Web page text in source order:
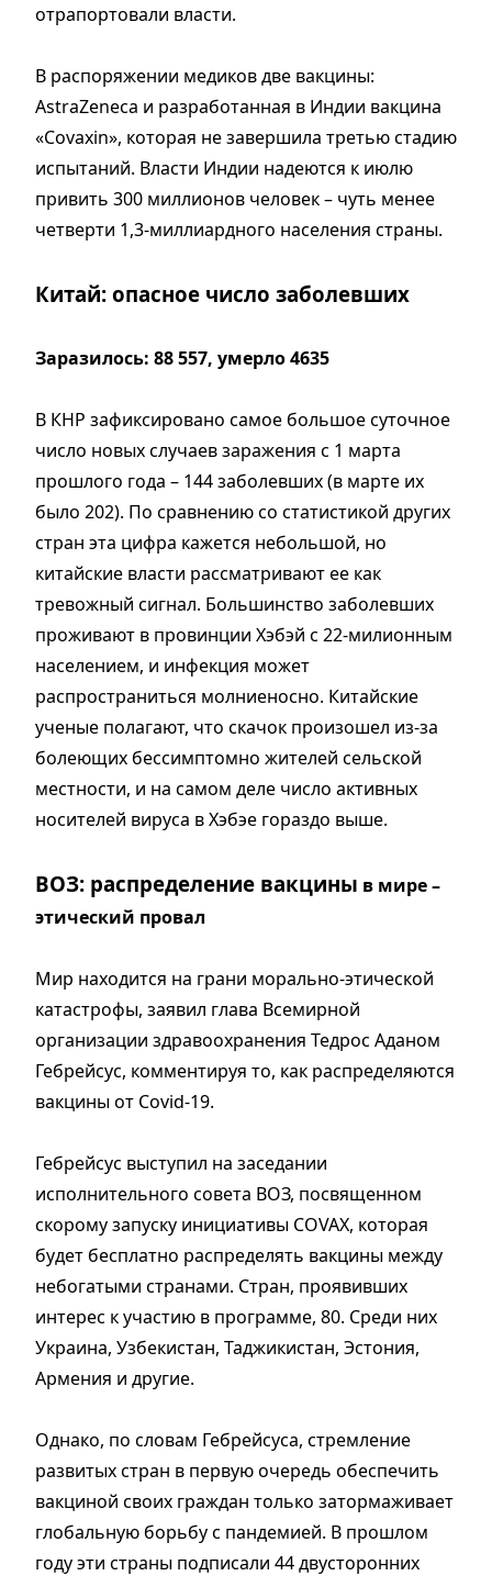
отрапортовали власти.
В распоряжении медиков две вакцины:
AstraZeneca и разработанная в Индии вакцина
«Covaxin», которая не завершила третью стадию
испытаний. Власти Индии надеются к июлю
привить 300 миллионов человек – чуть менее
четверти 1,3-миллиардного населения страны.
Китай: опасное число заболевших
Заразилось: 88 557, умерло 4635
В КНР зафиксировано самое большое суточное
число новых случаев заражения с 1 марта
прошлого года – 144 заболевших (в марте их
было 202). По сравнению со статистикой других
стран эта цифра кажется небольшой, но
китайские власти рассматривают ее как
тревожный сигнал. Большинство заболевших
проживают в провинции Хэбэй с 22-милионным
населением, и инфекция может
распространиться молниеносно. Китайские
ученые полагают, что скачок произошел из-за
болеющих бессимптомно жителей сельской
местности, и на самом деле число активных
носителей вируса в Хэбэе гораздо выше.
ВОЗ: распределение вакцины в мире –
этический провал
Мир находится на грани морально-этической
катастрофы, заявил глава Всемирной
организации здравоохранения Тедрос Аданом
Гебрейсус, комментируя то, как распределяются
вакцины от Covid-19.
Гебрейсус выступил на заседании
исполнительного совета ВОЗ, посвященном
скорому запуску инициативы COVAX, которая
будет бесплатно распределять вакцины между
небогатыми странами. Стран, проявивших
интерес к участию в программе, 80. Среди них
Украина, Узбекистан, Таджикистан, Эстония,
Армения и другие.
Однако, по словам Гебрейсуса, стремление
развитых стран в первую очередь обеспечить
вакциной своих граждан только затормаживает
глобальную борьбу с пандемией. В прошлом
году эти страны подписали 44 двусторонних